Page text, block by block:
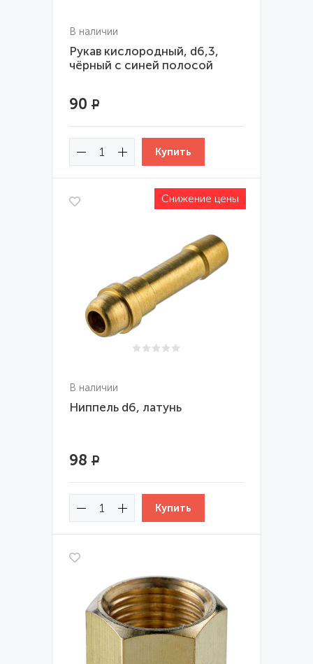
В наличии
Рукав кислородный, d6,3,
чёрный с синей полосой
90 Р
В наличии
Ниппель d6, латунь
Снижение цены
98 Р